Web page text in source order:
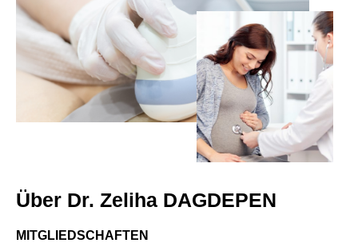
Über Dr. Zeliha DAGDEPEN
MITGLIEDSCHAFTEN